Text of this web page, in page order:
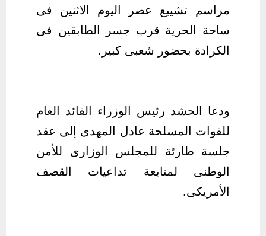
مراسم تشييع عصر اليوم الاثنين فى
ساحة الحرية قرب جسر الطابقين فى
الكرادة بحضور شعبى كبير.
ودعا الحشد رئيس الوزراء القائد العام
للقوات المسلحة عادل المهدى إلى عقد
جلسة طارئة للمجلس الوزارى للأمن
الوطنى لمتابعة تداعيات القصف
الأمريكى.